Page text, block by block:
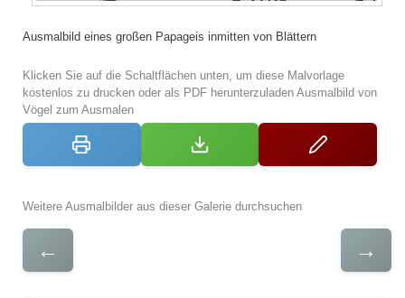
Ausmalbild eines großen Papageis inmitten von Blättern
Klicken Sie auf die Schaltflächen unten, um diese Malvorlage
kostenlos zu drucken oder als PDF herunterzuladen Ausmalbild von
Vögel zum Ausmalen
Weitere Ausmalbilder aus dieser Galerie durchsuchen
← →